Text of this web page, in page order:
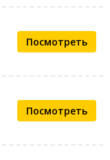
Посмотреть
Посмотреть